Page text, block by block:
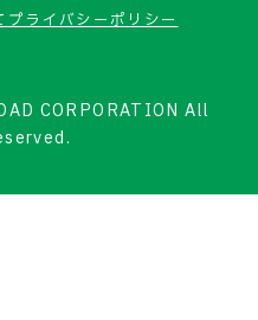
プライバシーポリシー
CORPORATION All